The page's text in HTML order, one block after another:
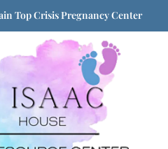
Top Crisis Pregnancy Center